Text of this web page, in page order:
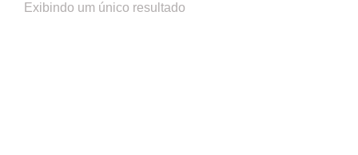
Exibindo um único resultado